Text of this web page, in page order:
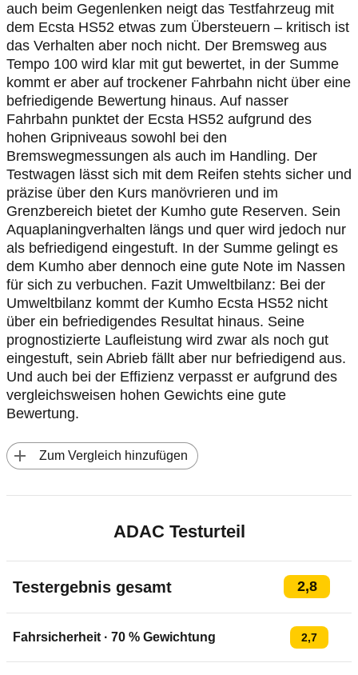
Zum Vergleich hinzufügen
auch beim Gegenlenken neigt das Testfahrzeug mit
dem Ecsta HS52 etwas zum Übersteuern – kritisch ist
das Verhalten aber noch nicht. Der Bremsweg aus
Tempo 100 wird klar mit gut bewertet, in der Summe
kommt er aber auf trockener Fahrbahn nicht über eine
befriedigende Bewertung hinaus. Auf nasser
Fahrbahn punktet der Ecsta HS52 aufgrund des
hohen Gripniveaus sowohl bei den
Bremswegmessungen als auch im Handling. Der
Testwagen lässt sich mit dem Reifen stehts sicher und
präzise über den Kurs manövrieren und im
Grenzbereich bietet der Kumho gute Reserven. Sein
Aquaplaningverhalten längs und quer wird jedoch nur
als befriedigend eingestuft. In der Summe gelingt es
dem Kumho aber dennoch eine gute Note im Nassen
für sich zu verbuchen. Fazit Umweltbilanz: Bei der
Umweltbilanz kommt der Kumho Ecsta HS52 nicht
über ein befriedigendes Resultat hinaus. Seine
prognostizierte Laufleistung wird zwar als noch gut
eingestuft, sein Abrieb fällt aber nur befriedigend aus.
Und auch bei der Effizienz verpasst er aufgrund des
vergleichsweisen hohen Gewichts eine gute
Bewertung.
ADAC Testurteil
Testergebnis gesamt 2,8
Fahrsicherheit · 70 % Gewichtung 2,7